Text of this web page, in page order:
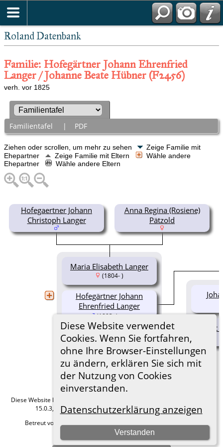
Roland Datenbank
Diese Website verwendet
Cookies. Wenn Sie fortfahren,
ohne Ihre Browser-Einstellungen
zu ändern, erklären Sie sich mit
der Nutzung von Cookies
einverstanden.
Datenschutzerklärung anzeigen
Verstanden
Familie: Hofegärtner Johann Ehrenfried
Langer / Johanne Beate Hübner (F2456)
verh. vor 1825
Familientafel | PDF
Ziehen oder scrollen, um mehr zu sehen
Zeige Familie mit
Ehepartner
Zeige Familie mit Eltern
Wähle andere
Ehepartner
Wähle andere Eltern
Hofegaertner Johann
Christoph Langer
Anna Regina (Rosiene)
Pätzold
Maria Elisabeth Langer
(1804- )
Hofegärtner Johann
Ehrenfried Langer
(1893- )
Diese Website läuft mit
15.0.3, programmiert von Darrin Lythgoe © 2001-2026.
Betreut von
Hier geht es zum Impressum